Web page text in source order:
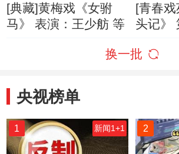
[典藏]黄梅戏《女驸
马》 表演：王少舫 等
[青春
头记》
换一批
央视榜单
1 新闻1+1 2